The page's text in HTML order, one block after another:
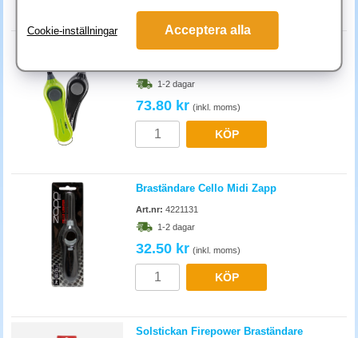
Hur ofta ska kontorets pentry städas?
Ytligt rengöring dagligen (bord, diskbänk). Grundligare städning veckovis
(kyl, mikro, kaffemaskin). Avkalkning av kaffemaskin och vattenkokare
månadsvis. Tydligt städschema förebygger irritation om vem som
ansvarar.
Braständare Megalighter
1-2 dagar
73.80 kr (inkl. moms)
KÖP
Braständare Cello Midi Zapp
Art.nr: 4221131
1-2 dagar
32.50 kr (inkl. moms)
KÖP
Solstickan Firepower Braständare
Cookie-inställningar Acceptera alla